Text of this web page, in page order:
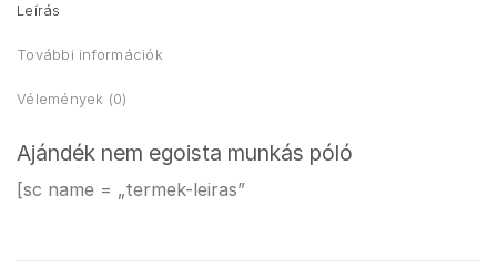
Leírás
További információk
Vélemények (0)
Ajándék nem egoista munkás póló
[sc name = „termek-leiras”